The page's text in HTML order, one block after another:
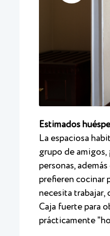
Estimados
La espaciosa
grupo de amigos,
personas,
prefieren cocinar
necesita trabajar,
Caja fuerte para
prácticamente